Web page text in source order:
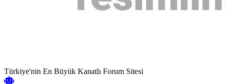
Türkiye'nin En Büyük Kanatlı Forum Sitesi